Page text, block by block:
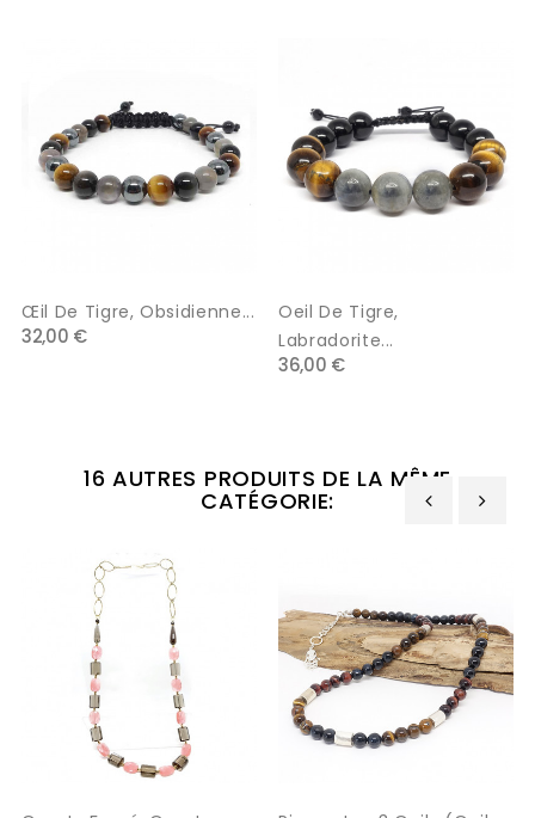
Œil De Tigre, Obsidienne...
32,00 €
Oeil De Tigre,
Labradorite...
36,00 €
16 AUTRES PRODUITS DE LA MÊME
CATÉGORIE: